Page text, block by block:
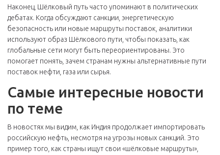
Наконец, Шёлковый путь часто упоминают в политических
дебатах. Когда обсуждают санкции, энергетическую
безопасность или новые маршруты поставок, аналитики
используют образ Шёлкового пути, чтобы показать, как
глобальные сети могут быть переориентированы. Это
помогает понять, зачем странам нужны альтернативные пути
поставок нефти, газа или сырья.
Самые интересные новости
по теме
В новостях мы видим, как Индия продолжает импортировать
российскую нефть, несмотря на угрозы новых санкций. Это
пример того, как страны ищут свои «шёлковые маршруты»,